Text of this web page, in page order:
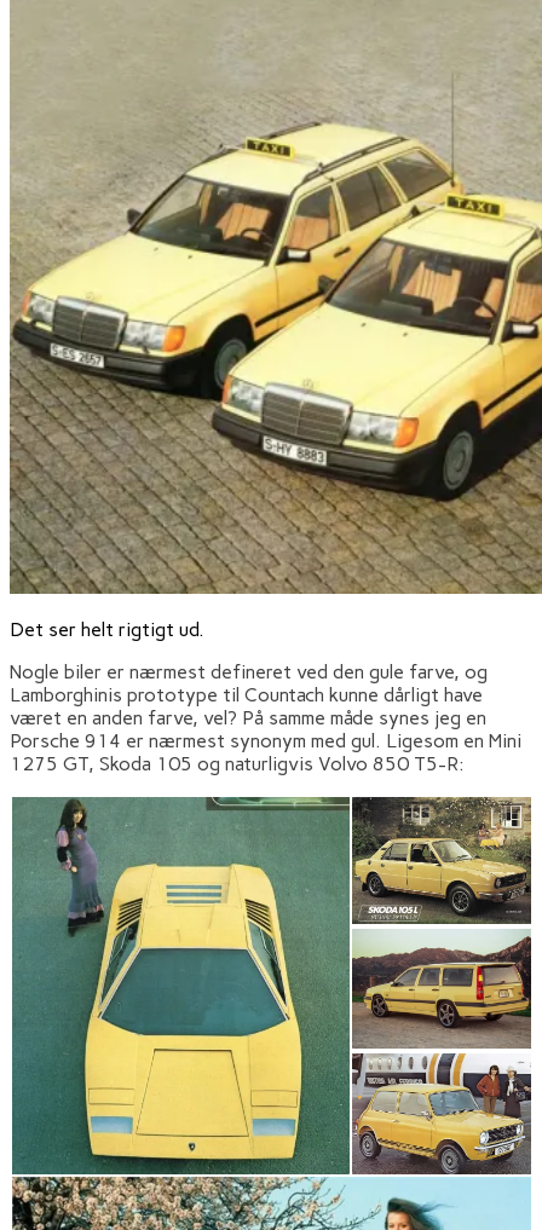
Det ser helt rigtigt ud.
Nogle biler er nærmest defineret ved den gule farve, og
Lamborghinis prototype til Countach kunne dårligt have
været en anden farve, vel? På samme måde synes jeg en
Porsche 914 er nærmest synonym med gul. Ligesom en Mini
1275 GT, Skoda 105 og naturligvis Volvo 850 T5-R: